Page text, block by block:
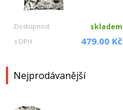
Dostupnost skladem
s DPH 479.00 Kč
Nejprodávanější